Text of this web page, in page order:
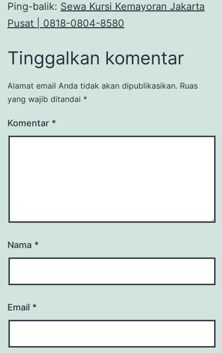
Ping-balik: Sewa Kursi Kemayoran Jakarta
Pusat | 0818-0804-8580
Tinggalkan komentar
Alamat email Anda tidak akan dipublikasikan. Ruas
yang wajib ditandai *
Komentar *
Nama *
Email *